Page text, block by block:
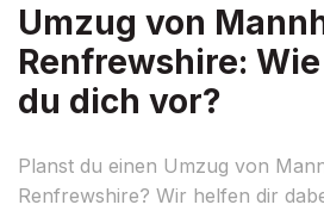
Umzug von
Renfrewshire:
du dich vor?
Planst du einen Umzug von
Renfrewshire? Wir helfen dir